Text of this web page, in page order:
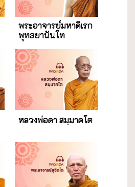
พระอาจารย์มหาดิเรก
พุทธยานันโท
หลวงพ่อดา สมฺมาคโต